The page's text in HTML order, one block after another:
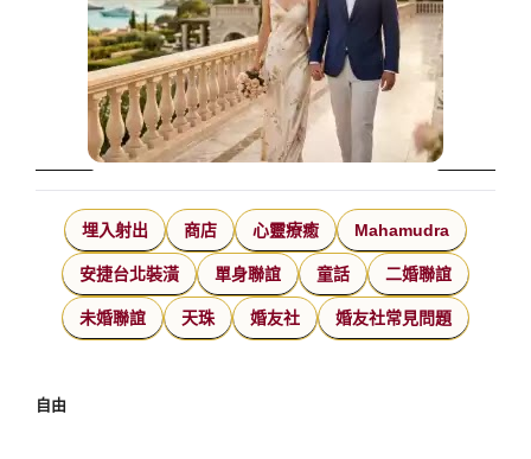
埋入射出 商店 心靈療癒 Mahamudra
安捷台北裝潢 單身聯誼 童話 二婚聯誼
未婚聯誼 天珠 婚友社 婚友社常見問題
自由